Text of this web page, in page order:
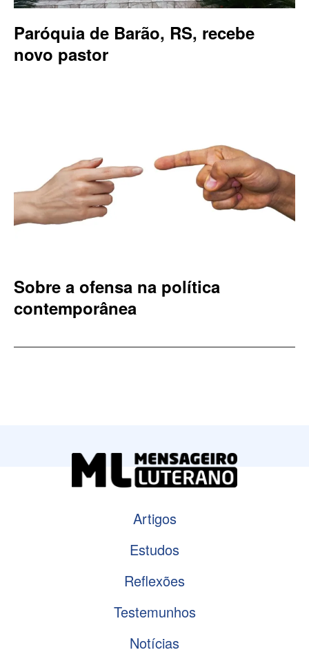
Paróquia de Barão, RS, recebe
novo pastor
Sobre a ofensa na política
contemporânea
Artigos
Estudos
Reflexões
Testemunhos
Notícias